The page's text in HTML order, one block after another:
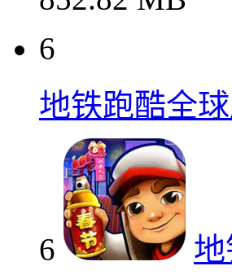
6
地铁跑酷全
6